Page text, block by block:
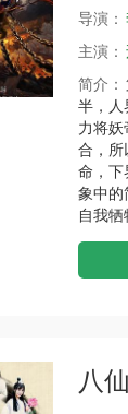
导演：
主演：
简介：
半，人
力将
合，所
命，下
象中的
自我牺
八